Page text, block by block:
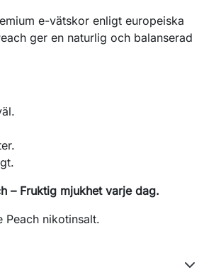
e-vätskor enligt europeiska
ger en naturlig och balanserad
– Fruktig mjukhet varje dag.
Peach nikotinsalt.